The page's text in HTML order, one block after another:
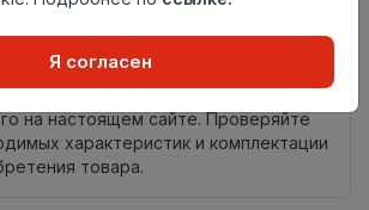
вид товара может отличаться от
на настоящем сайте. Проверяйте
характеристик и комплектации
товара.
Я согласен